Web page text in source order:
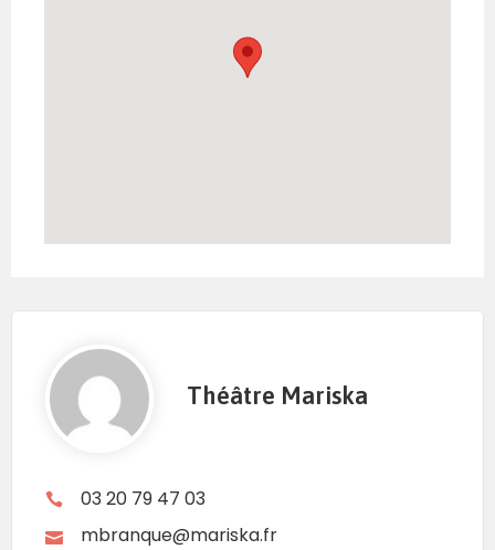
Théâtre Mariska
03 20 79 47 03
mbranque@mariska.fr